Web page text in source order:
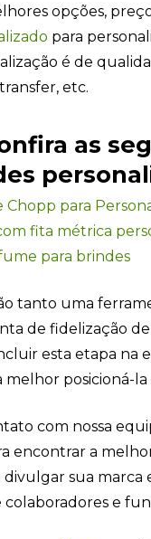
opções,
para
é de
etc.
as
Chopp para
fita métrica
para brindes
tanto uma
de fidelização
esta etapa na
melhor posicioná-
com nossa
encontrar a
sua marca
e